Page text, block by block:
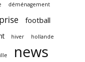
déménagement
football
hiver hollande
news